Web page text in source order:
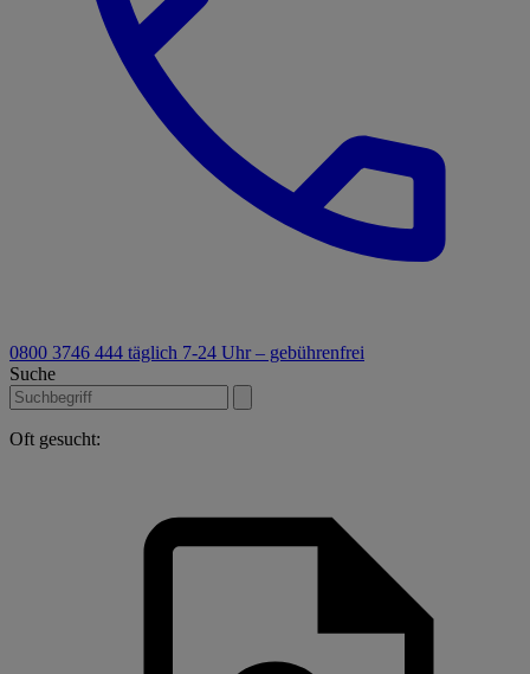
0800 3746 444 täglich 7-24 Uhr – gebührenfrei
Suche
Oft gesucht: